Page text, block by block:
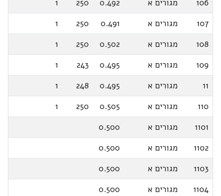
106
מגורים א 0.492
250
1
107
מגורים א 0.491
250
1
108
מגורים א 0.502
250
1
109
מגורים א 0.495
243
1
11
מגורים א 0.495
248
1
110
מגורים א 0.505
250
1
1101
מגורים א
0.500
1102
מגורים א
0.500
1103
מגורים א
0.500
1104
מגורים א 0.500